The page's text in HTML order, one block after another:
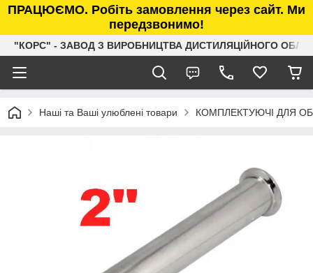
ПРАЦЮЄМО. Робіть замовлення через сайт. Ми
передзвонимо!
"КОРС" - ЗАВОД З ВИРОБНИЦТВА ДИСТИЛЯЦІЙНОГО
Наші та Ваші улюблені товари КОМПЛЕКТУЮЧІ ДЛЯ